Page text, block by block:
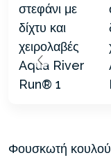
Φουσκωτή